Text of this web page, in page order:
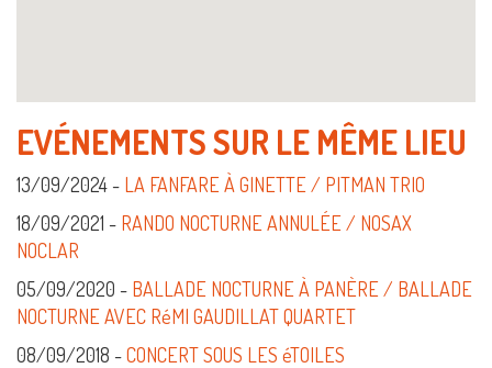
EVÉNEMENTS SUR LE MÊME LIEU
13/09/2024 - LA FANFARE À GINETTE / PITMAN TRIO
18/09/2021 - RANDO NOCTURNE ANNULÉE / NOSAX
NOCLAR
05/09/2020 - BALLADE NOCTURNE À PANÈRE / BALLADE
NOCTURNE AVEC RéMI GAUDILLAT QUARTET
08/09/2018 -CONCERT SOUS LES éTOILES